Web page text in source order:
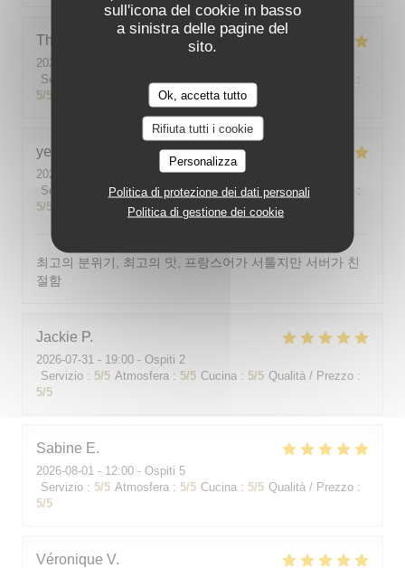
sull'icona del cookie in basso
a sinistra delle pagine del
sito.
Ok, accetta tutto
Rifiuta tutti i cookie
Personalizza
Politica di protezione dei dati personali
Politica di gestione dei cookie
Theo
2026-08-01
Servizio
Atmosfera: 5/5 Cucina: 5/5
:
5/5
yeonghun
2026-08-03
- 19:00 - Ospiti 4
Servizio
/5 Atmosfera: 5/5 Cucina : 5/5 Qualità / Prezzo
:
5/5
최고의 분위기, 최고의 맛, 프랑스어가 서툴지만 서버가 친
절함
Jackie P
2026-07-31 - 19:00 - Ospiti 2
Servizio : 5/5 Atmosfera : 5/5 Cucina : 5/5 Qualità / Prezzo :
5/5
Sabine E
2026-08-01 - 12:00 - Ospiti 5
Servizio : 5/5 Atmosfera : 5/5 Cucina : 5/5 Qualità / Prezzo :
5/5
Véronique V